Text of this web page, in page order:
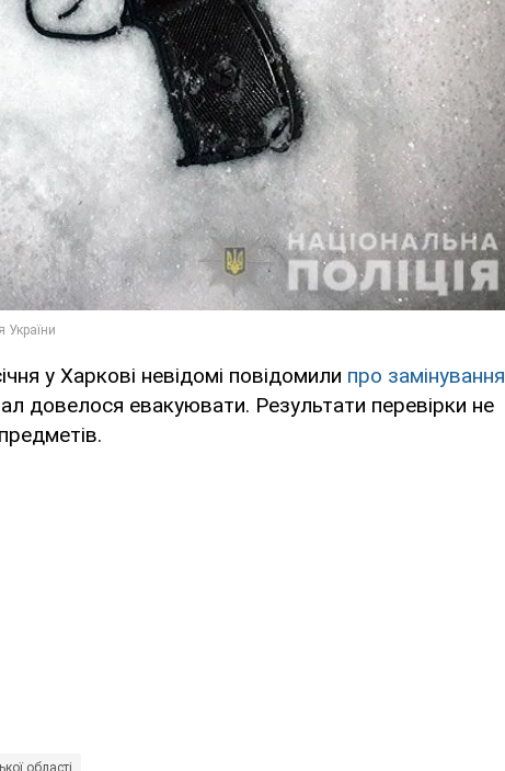
у Харкові невідомі повідомили про замінування
довелося евакуювати. Результати перевірки не
області